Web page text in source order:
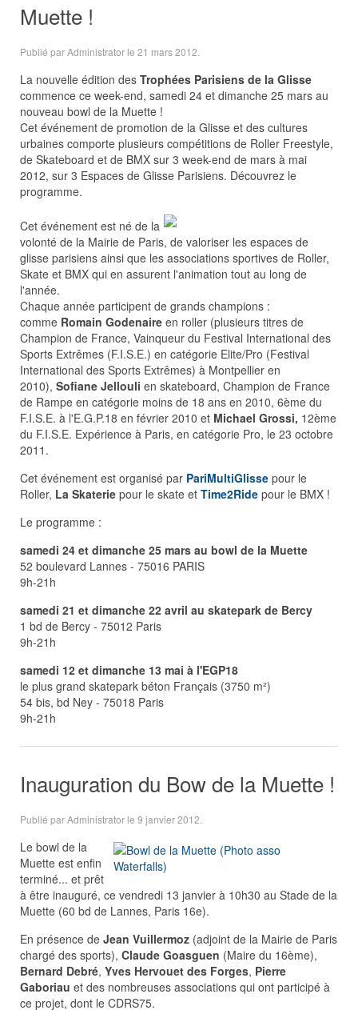
Muette !
Publié par Administrator le 21 mars 2012
La nouvelle édition des Trophées Parisiens de la Glisse
commence ce week-end, samedi 24 et dimanche 25 mars au
nouveau bowl de la Muette !
Cet événement de promotion de la Glisse et des cultures
urbaines comporte plusieurs compétitions de Roller Freestyle,
de Skateboard et de BMX sur 3 week-end de mars à mai
2012, sur 3 Espaces de Glisse Parisiens. Découvrez le
programme.
Cet événement est né de la
volonté de la Mairie de Paris, de valoriser les espaces de
glisse parisiens ainsi que les associations sportives de Roller,
Skate et BMX qui en assurent l'animation tout au long de
l'année.
Chaque année participent de grands champions :
comme Romain Godenaire en roller (plusieurs titres de
Champion de France, Vainqueur du Festival International des
Sports Extrêmes (F.I.S.E.) en catégorie Elite/Pro (Festival
International des Sports Extrêmes) à Montpellier en
2010), Sofiane Jellouli en skateboard, Champion de France
de Rampe en catégorie moins de 18 ans en 2010, 6ème du
F.I.S.E. à l'E.G.P.18 en février 2010 et Michael Grossi, 12ème
du F.I.S.E. Expérience à Paris, en catégorie Pro, le 23 octobre
2011.
Cet événement est organisé par PariMultiGlisse pour le
Roller, La Skaterie pour le skate et Time2Ride pour le BMX !
Le programme :
samedi 24 et dimanche 25 mars au bowl de la Muette
52 boulevard Lannes - 75016 PARIS
9h-21h
samedi 21 et dimanche 22 avril au skatepark de Bercy
1 bd de Bercy - 75012 Paris
9h-21h
samedi 12 et dimanche 13 mai à l'EGP18
le plus grand skatepark béton Français (3750 m²)
54 bis, bd Ney - 75018 Paris
9h-21h
Inauguration du Bow de la Muette !
Publié par Administrator le 9 janvier 2012
Le bowl de la
Muette est enfin
terminé... et prêt
à être inauguré, ce vendredi 13 janvier à 10h30 au Stade de la
Muette (60 bd de Lannes, Paris 16e).
En présence de Jean Vuillermoz (adjoint de la Mairie de Paris
chargé des sports), Claude Goasguen (Maire du 16ème),
Bernard Debré, Yves Hervouet des Forges, Pierre
Gaboriau et des nombreuses associations qui ont participé à
ce projet, dont le CDRS75.